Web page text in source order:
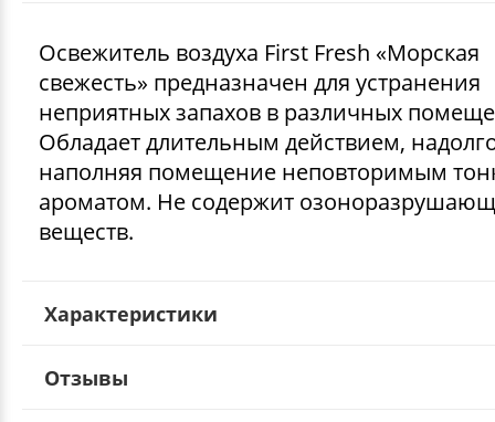
Освежитель воздуха First Fresh «Морская
свежесть» предназначен для устранения
неприятных запахов в различных
Обладает длительным действием,
наполняя помещение неповторимым
ароматом. Не содержит
веществ.
Характеристики
Отзывы